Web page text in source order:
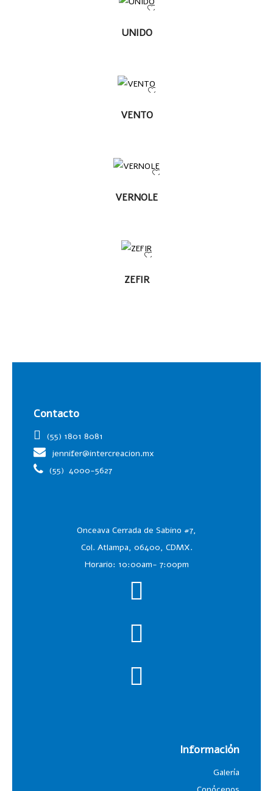
MÁS
UNIDO
MÁS
VENTO
LEER MÁS
VERNOLE
MÁS
ZEFIR
Contacto
(55) 1801 8081
jennifer@intercreacion.mx
(55) 4000-5627
Onceava Cerrada de Sabino #7,
Col. Atlampa, 06400, CDMX.
Horario: 10:00am- 7:00pm
Información
Galería